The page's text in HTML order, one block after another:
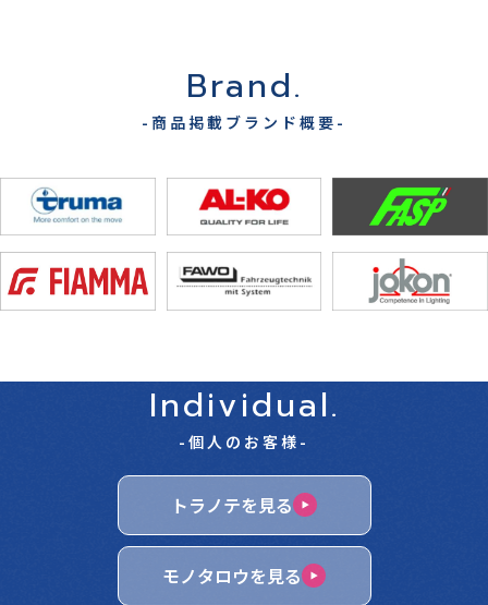
Brand.
-商品掲載ブランド概要-
Individual.
-個人のお客様-
トラノテを見る
モノタロウを見る